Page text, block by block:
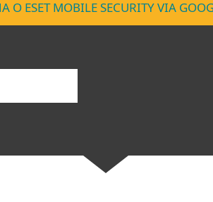
O ESET MOBILE SECURITY VIA